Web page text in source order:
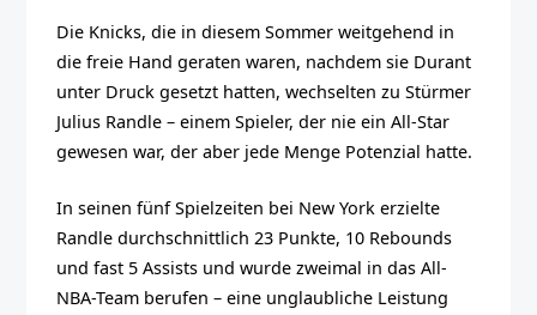
Die Knicks, die in diesem Sommer weitgehend in
die freie Hand geraten waren, nachdem sie Durant
unter Druck gesetzt hatten, wechselten zu Stürmer
Julius Randle – einem Spieler, der nie ein All-Star
gewesen war, der aber jede Menge Potenzial hatte.
In seinen fünf Spielzeiten bei New York erzielte
Randle durchschnittlich 23 Punkte, 10 Rebounds
und fast 5 Assists und wurde zweimal in das All-
NBA-Team berufen – eine unglaubliche Leistung